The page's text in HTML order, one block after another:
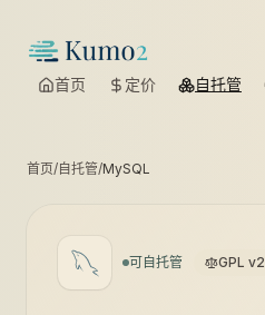
首页 定价 自托管
首页/自托管/MySQL
可自托管 GPL v2